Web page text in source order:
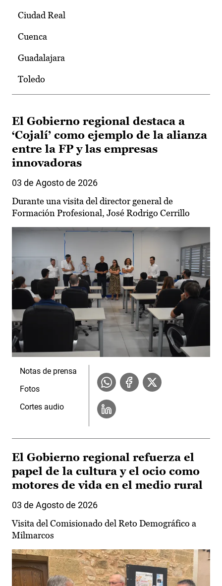
Ciudad Real
Cuenca
Guadalajara
Toledo
El Gobierno regional destaca a
‘Cojalí’ como ejemplo de la alianza
entre la FP y las empresas
innovadoras
03 de Agosto de 2026
Durante una visita del director general de
Formación Profesional, José Rodrigo Cerrillo
Notas de prensa
Fotos
Cortes audio
El Gobierno regional refuerza el
papel de la cultura y el ocio como
motores de vida en el medio rural
03 de Agosto de 2026
Visita del Comisionado del Reto Demográfico a
Milmarcos